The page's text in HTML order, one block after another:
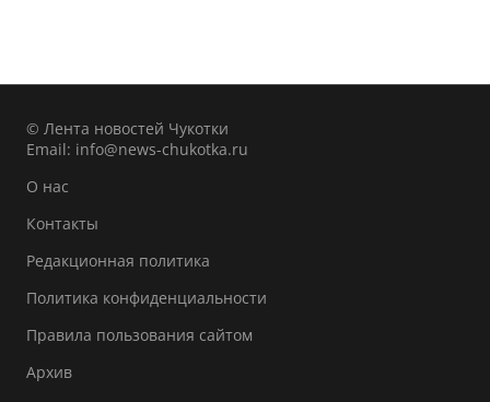
© Лента новостей Чукотки
Email: info@news-chukotka.ru
О нас
Контакты
Редакционная политика
Политика конфиденциальности
Правила пользования сайтом
Архив